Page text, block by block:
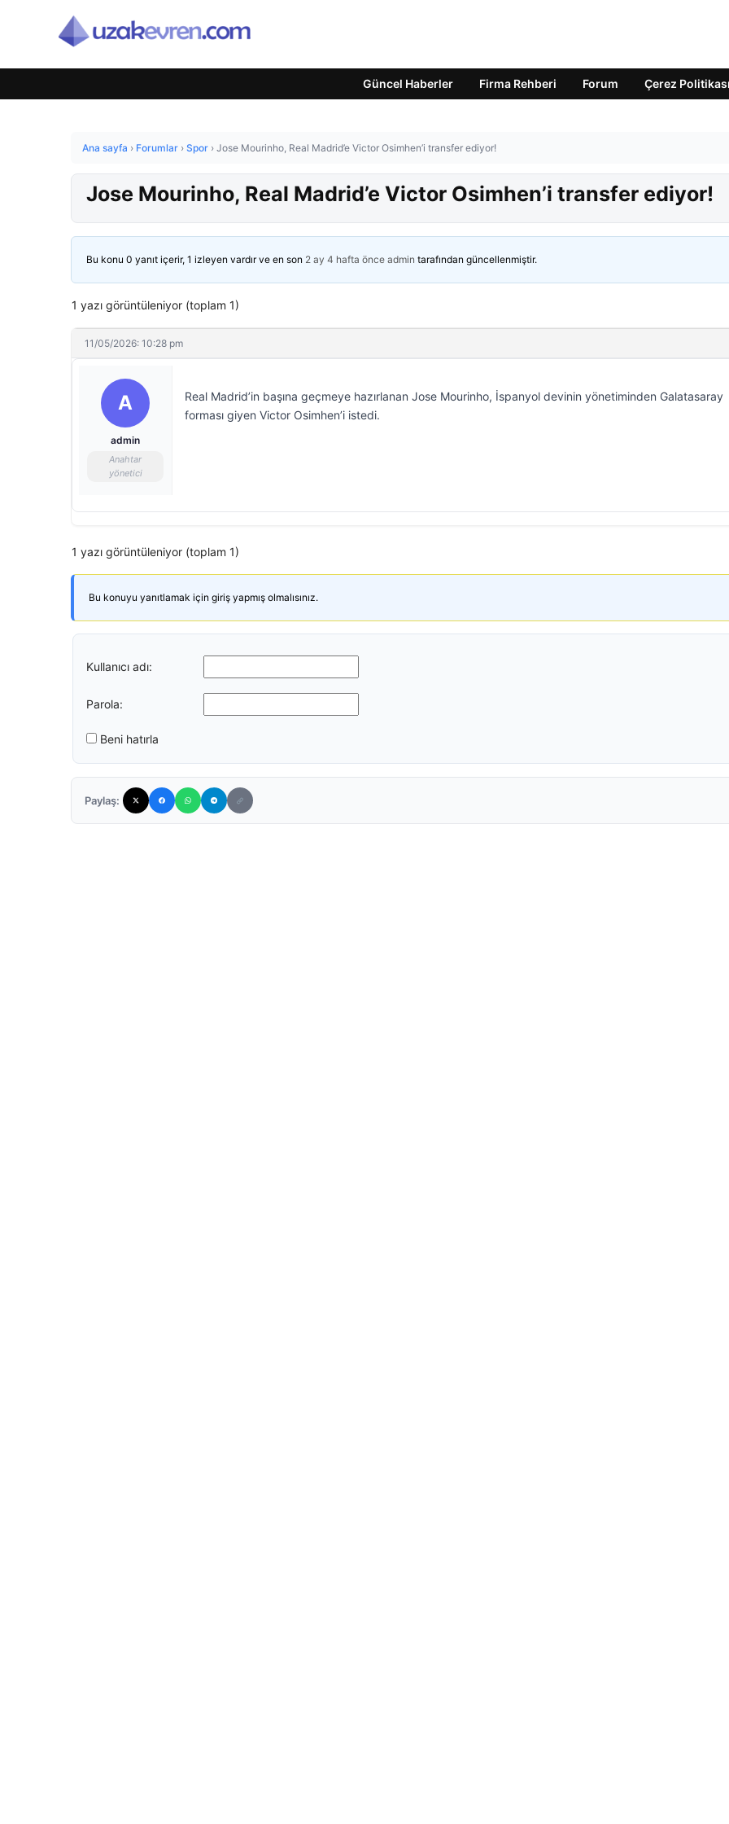
Güncel Haberler Firma Rehberi Forum Çerez Politikası
Ana sayfa › Forumlar › Spor › Jose Mourinho, Real Madrid’e Victor Osimhen’i transfer ediyor!
Jose Mourinho, Real Madrid’e Victor Osimhen’i transfer ediyor!
Bu konu 0 yanıt içerir, 1 izleyen vardır ve en son 2 ay 4 hafta önce admin tarafından güncellenmiştir.
1 yazı görüntüleniyor (toplam 1)
11/05/2026: 10:28 pm
A
admin
Anahtar
yönetici
Real Madrid’in başına geçmeye hazırlanan Jose Mourinho, İspanyol devinin yönetiminden Galatasaray
forması giyen Victor Osimhen’i istedi.
1 yazı görüntüleniyor (toplam 1)
Bu konuyu yanıtlamak için giriş yapmış olmalısınız.
Kullanıcı adı:
Parola:
Beni hatırla
Paylaş: